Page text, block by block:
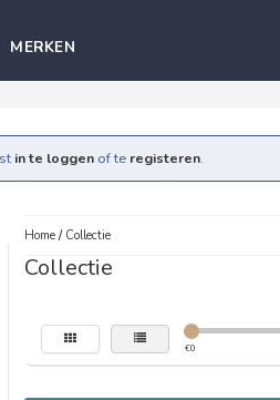
MERKEN
in te loggen of te registeren.
Home/ Collectie
Collectie
€0